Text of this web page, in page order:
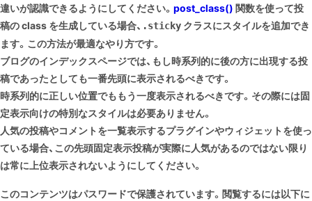
違いが認識できるようにしてください。 post_class() 関数を使って投
稿の class を生成している場合、 .sticky クラスにスタイルを追加でき
ます。この方法が最適なやり方です。
ブログのインデックスページでは、もし時系列的に後の方に出現する投
稿であったとしても一番先頭に表示されるべきです。
時系列的に正しい位置でももう一度表示されるべきです。その際には固
定表示向けの特別なスタイルは必要ありません。
人気の投稿やコメントを一覧表示するプラグインやウィジェットを使っ
ている場合、この先頭固定表示投稿が実際に人気があるのではない限り
は常に上位表示されないようにしてください。
このコンテンツはパスワードで保護されています。閲覧するには以下に